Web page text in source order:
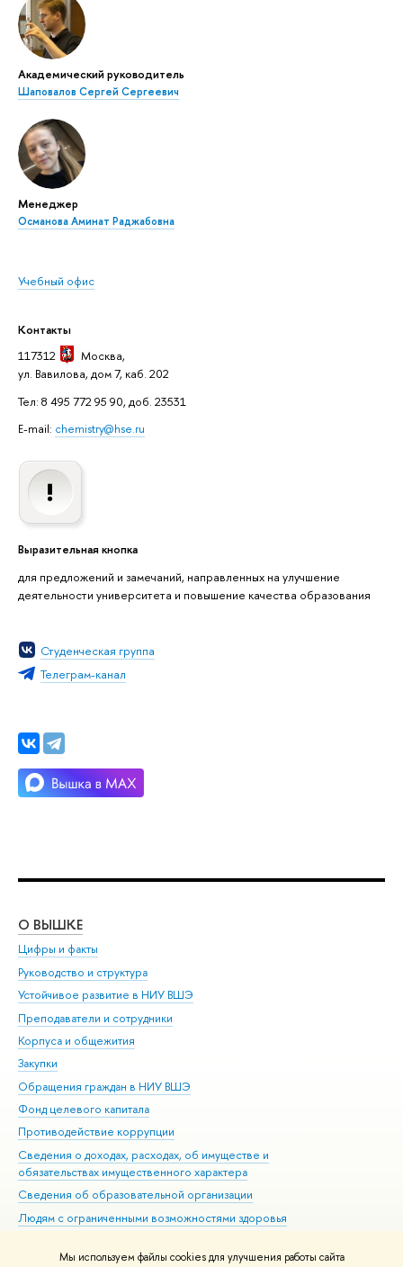
Мы используем файлы cookies для улучшения работы сайта
Академический руководитель
Шаповалов Сергей Сергеевич
Менеджер
Османова Аминат Раджабовна
Учебный офис
Контакты
117312
Москва,
ул. Вавилова, дом 7, каб. 202
Тел: 8 495 772 95 90, доб. 23531
E-mail: chemistry@hse.ru
Выразительная кнопка
для предложений и замечаний, направленных на улучшение
деятельности университета и повышение качества образования
Студенческая группа
Телеграм-канал
О ВЫШКЕ
Цифры и факты
Руководство и структура
Устойчивое развитие в НИУ ВШЭ
Преподаватели и сотрудники
Корпуса и общежития
Закупки
Обращения граждан в НИУ ВШЭ
Фонд целевого капитала
Противодействие коррупции
Сведения о доходах, расходах, об имуществе и
обязательствах имущественного характера
Сведения об образовательной организации
Людям с ограниченными возможностями здоровья
Работа в Вышке